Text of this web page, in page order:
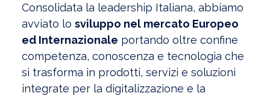
Consolidata la leadership Italiana, abbiamo
avviato lo sviluppo nel mercato Europeo
ed Internazionale portando oltre confine
competenza, conoscenza e tecnologia che
si trasforma in prodotti, servizi e soluzioni
integrate per la digitalizzazione e la